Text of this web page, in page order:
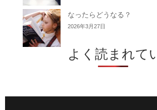
なったらどうなる？
2026年3月27日
よく読まれて